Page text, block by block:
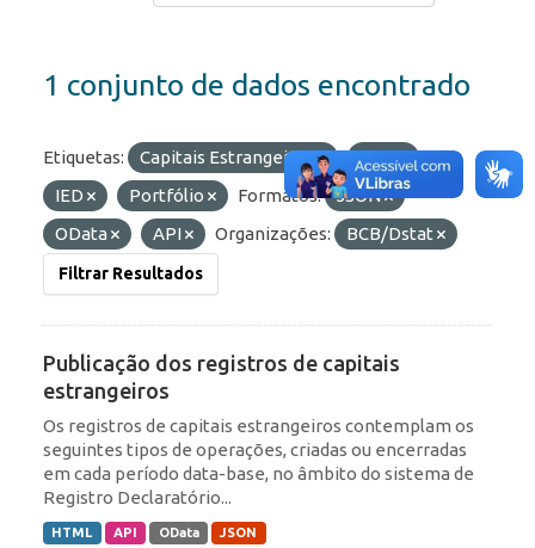
1 conjunto de dados encontrado
Etiquetas: Capitais Estrangeiros
RDE
IED
Portfólio Formatos:
JSON
OData
API Organizações: BCB/Dstat
Filtrar Resultados
Publicação dos registros de capitais
estrangeiros
Os registros de capitais estrangeiros contemplam os
seguintes tipos de operações, criadas ou encerradas
em cada período data-base, no âmbito do sistema de
Registro Declaratório...
HTML API OData JSON